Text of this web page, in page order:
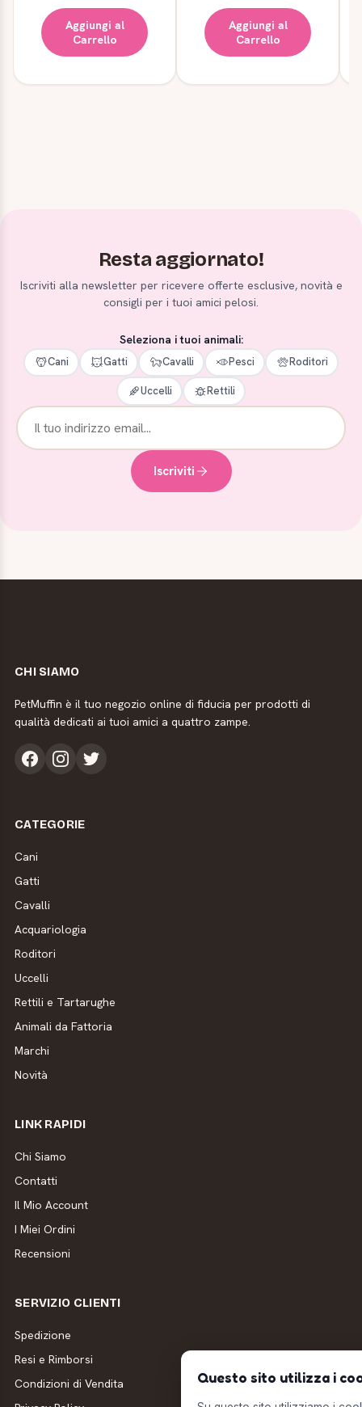
Aggiungi al
Carrello
Aggiungi al
Carrello
Resta aggiornato!
Iscriviti alla newsletter per ricevere offerte esclusive, novità e
consigli per i tuoi amici pelosi.
Seleziona i tuoi animali:
Cani Gatti Cavalli Pesci Roditori
Uccelli Rettili
Iscriviti
CHI SIAMO
PetMuffin è il tuo negozio online di fiducia per prodotti di
qualità dedicati ai tuoi amici a quattro zampe.
CATEGORIE
Cani
Gatti
Cavalli
Acquariologia
Roditori
Uccelli
Rettili e Tartarughe
Animali da Fattoria
Marchi
Novità
LINK RAPIDI
Chi Siamo
Contatti
Il Mio Account
I Miei Ordini
Recensioni
SERVIZIO CLIENTI
Spedizione
Resi e Rimborsi
Condizioni di Vendita
Questo sito utilizza i